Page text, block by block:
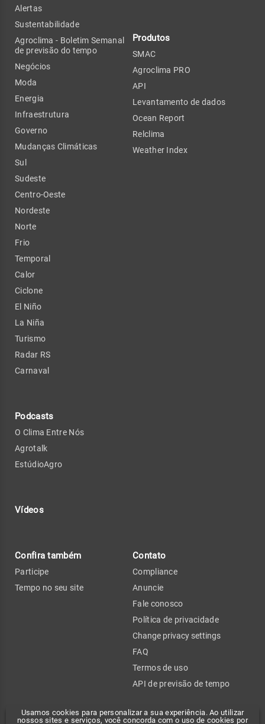
Usamos cookies para personalizar a sua experiência. Ao utilizar
nossos sites e serviços, você concorda com o uso de cookies por
Alertas
Sustentabilidade
Agroclima - Boletim Semanal
de previsão do tempo
Negócios
Moda
Energia
Infraestrutura
Governo
Mudanças Climáticas
Sul
Sudeste
Centro-Oeste
Nordeste
Norte
Frio
Temporal
Calor
Ciclone
El Niño
La Niña
Turismo
Radar RS
Carnaval
Podcasts
O Clima Entre Nós
Agrotalk
EstúdioAgro
Vídeos
Produtos
SMAC
Agroclima PRO
API
Levantamento de dados
Ocean Report
Relclima
Weather Index
Confira também
Participe
Tempo no seu site
Contato
Compliance
Anuncie
Fale conosco
Política de privacidade
Change privacy settings
FAQ
Termos de uso
API de previsão de tempo